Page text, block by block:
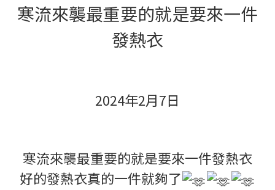
寒流來襲最重要的就是要來一件
發熱衣
2024年2月7日
寒流來襲最重要的就是要來一件發熱衣
好的發熱衣真的一件就夠了